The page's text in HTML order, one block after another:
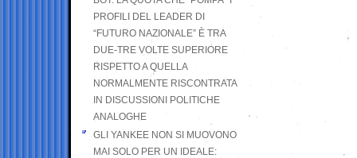
PROFILI DEL LEADER DI
“FUTURO NAZIONALE” È TRA
DUE-TRE VOLTE SUPERIORE
RISPETTO A QUELLA
NORMALMENTE RISCONTRATA
IN DISCUSSIONI POLITICHE
ANALOGHE
GLI YANKEE NON SI MUOVONO
MAI SOLO PER UN IDEALE: